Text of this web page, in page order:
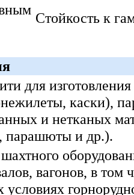
Стойкость к
для изготовления
каски),
и нетканых
парашюты и др.).
вагонов, в том
условиях